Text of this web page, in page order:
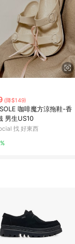
(降$149)
咖啡魔方涼拖鞋-香
男生US10
找 好東西